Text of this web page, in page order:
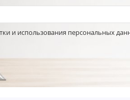
и использования персональных